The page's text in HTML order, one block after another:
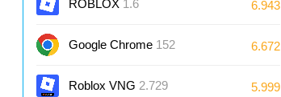
ROBLOX 1.6 6.943
Google Chrome 152 6.672
Roblox VNG 2.729 5.999